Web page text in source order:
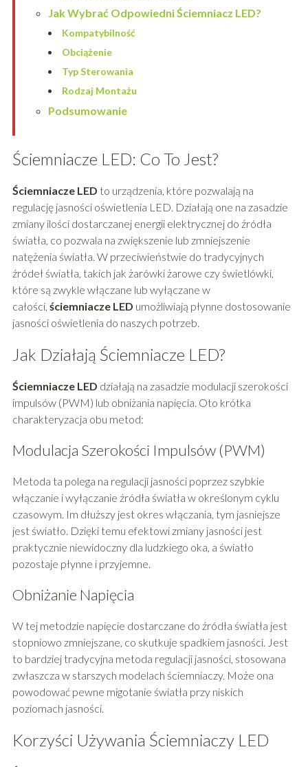
Jak Wybrać Odpowiedni Ściemniacz LED?
Kompatybilność
Obciążenie
Typ Sterowania
Rodzaj Montażu
Podsumowanie
Ściemniacze LED: Co To Jest?
Ściemniacze LED to urządzenia, które pozwalają na
regulację jasności oświetlenia LED. Działają one na zasadzie
zmiany ilości dostarczanej energii elektrycznej do źródła
światła, co pozwala na zwiększenie lub zmniejszenie
natężenia światła. W przeciwieństwie do tradycyjnych
źródeł światła, takich jak żarówki żarowe czy świetlówki,
które są zwykle włączane lub wyłączane w
całości, ściemniacze LED umożliwiają płynne dostosowanie
jasności oświetlenia do naszych potrzeb.
Jak Działają Ściemniacze LED?
Ściemniacze LED działają na zasadzie modulacji szerokości
impulsów (PWM) lub obniżania napięcia. Oto krótka
charakteryzacja obu metod:
Modulacja Szerokości Impulsów (PWM)
Metoda ta polega na regulacji jasności poprzez szybkie
włączanie i wyłączanie źródła światła w określonym cyklu
czasowym. Im dłuższy jest okres włączania, tym jasniejsze
jest światło. Dzięki temu efektowi zmiany jasności jest
praktycznie niewidoczny dla ludzkiego oka, a światło
pozostaje płynne i przyjemne.
Obniżanie Napięcia
W tej metodzie napięcie dostarczane do źródła światła jest
stopniowo zmniejszane, co skutkuje spadkiem jasności. Jest
to bardziej tradycyjna metoda regulacji jasności, stosowana
zwłaszcza w starszych modelach ściemniaczy. Może ona
powodować pewne migotanie światła przy niskich
poziomach jasności.
Korzyści Używania Ściemniaczy LED